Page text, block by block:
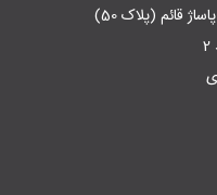
قائم (پلاک 50)